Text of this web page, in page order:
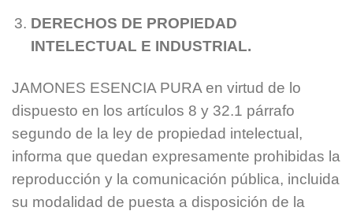
DERECHOS DE PROPIEDAD
INTELECTUAL E INDUSTRIAL.
JAMONES ESENCIA PURA en virtud de lo
dispuesto en los artículos 8 y 32.1 párrafo
segundo de la ley de propiedad intelectual,
informa que quedan expresamente prohibidas la
reproducción y la comunicación pública, incluida
su modalidad de puesta a disposición de la